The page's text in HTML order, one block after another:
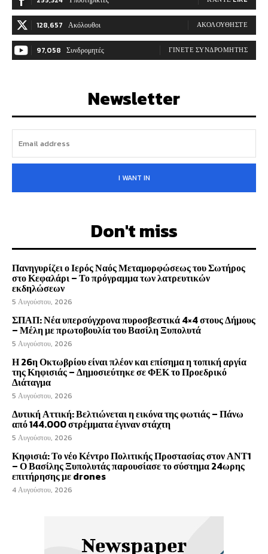
128,657 Ακόλουθοι ΑΚΟΛΟΥΘΉΣΤΕ
97,058 Συνδρομητές ΓΊΝΕΤΕ ΣΥΝΔΡΟΜΗΤΉΣ
Newsletter
I WANT IN
Don't miss
Πανηγυρίζει ο Ιερός Ναός Μεταμορφώσεως του Σωτήρος
στο Κεφαλάρι – Το πρόγραμμα των λατρευτικών
εκδηλώσεων
5 Αυγούστου, 2026
ΣΠΑΠ: Νέα υπερσύγχρονα πυροσβεστικά 4×4 στους Δήμους
– Μέλη με πρωτοβουλία του Βασίλη Ξυπολυτά
5 Αυγούστου, 2026
Η 26η Οκτωβρίου είναι πλέον και επίσημα η τοπική αργία
της Κηφισιάς – Δημοσιεύτηκε σε ΦΕΚ το Προεδρικό
Διάταγμα
5 Αυγούστου, 2026
Δυτική Αττική: Βελτιώνεται η εικόνα της φωτιάς – Πάνω
από 144.000 στρέμματα έγιναν στάχτη
5 Αυγούστου, 2026
Κηφισιά: Το νέο Κέντρο Πολιτικής Προστασίας στον ΑΝΤ1
– Ο Βασίλης Ξυπολυτάς παρουσίασε το σύστημα 24ωρης
επιτήρησης με drones
4 Αυγούστου, 2026